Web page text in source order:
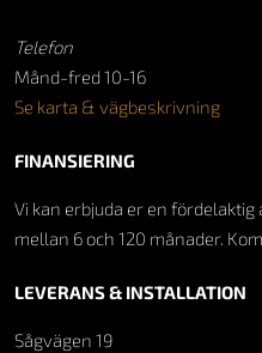
Telefon
Månd-fred 10-16
Se karta & vägbeskrivning
FINANSIERING
Vi kan erbjuda er en
mellan 6 och 120 månader.
LEVERANS & INSTALLATION
Sågvägen 19